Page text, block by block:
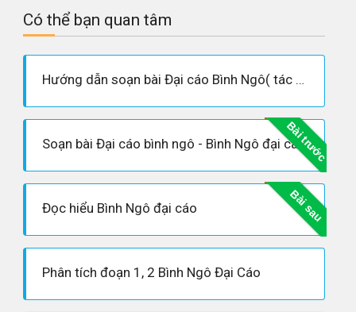
Có thể bạn quan tâm
Hướng dẫn soạn bài Đại cáo Bình Ngô( tác phẩm)
Bài trước
Soạn bài Đại cáo bình ngô - Bình Ngô đại cáo - Phần 2: Tác phẩm
Bài sau
Đọc hiểu Bình Ngô đại cáo
Phân tích đoạn 1, 2 Bình Ngô Đại Cáo